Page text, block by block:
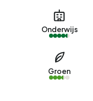
Onderwijs
Groen